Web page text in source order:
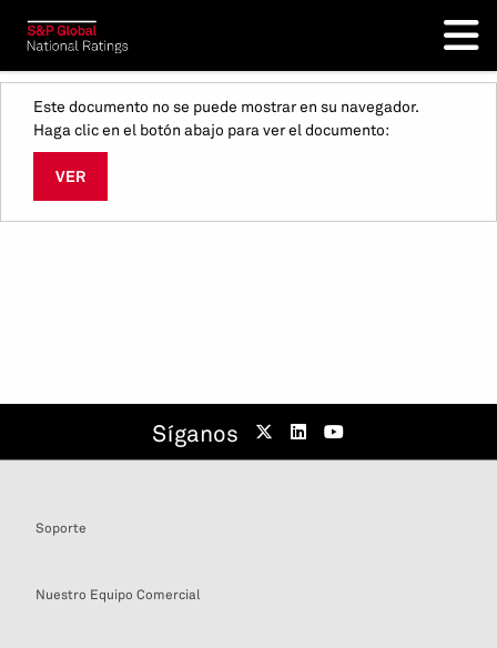
Este documento no se puede mostrar en su navegador.
Haga clic en el botón abajo para ver el documento:
VER
Síganos
Soporte
Nuestro Equipo Comercial